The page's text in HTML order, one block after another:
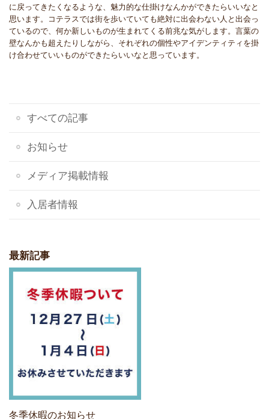
に戻ってきたくなるような、魅力的な仕掛けなんかができたらいいなと
思います。コテラスでは街を歩いていても絶対に出会わない人と出会っ
ているので、何か新しいものが生まれてくる前兆な気がします。言葉の
壁なんかも超えたりしながら、それぞれの個性やアイデンティティを掛
け合わせていいものができたらいいなと思っています。
すべての記事
お知らせ
メディア掲載情報
入居者情報
最新記事
冬季休暇のお知らせ